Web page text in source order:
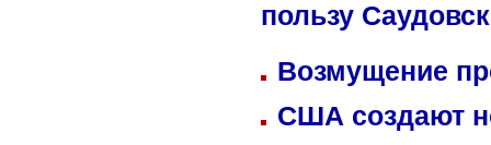
пользу
Возмущение
США создают